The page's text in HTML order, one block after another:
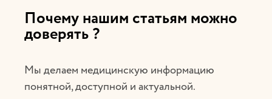
Почему нашим статьям можно
доверять ?
Мы делаем медицинскую информацию
понятной, доступной и актуальной.